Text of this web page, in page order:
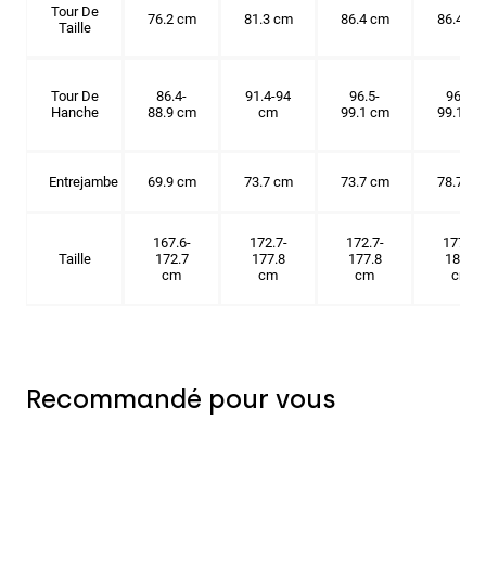
Tour De
Taille
76.2 cm 81.3 cm 86.4 cm 86.4 cm
Tour De
Hanche
86.4-
88.9 cm
91.4-94
cm
96.5-
99.1 cm
96.5-
99.1 cm
Entrejambe 69.9 cm 73.7 cm 73.7 cm 78.7 cm
Taille
167.6-
172.7
cm
172.7-
177.8
cm
172.7-
177.8
cm
177.8-
182.9
cm
Recommandé pour vous